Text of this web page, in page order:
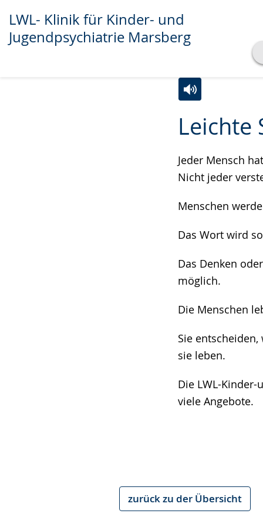
LWL- Klinik für Kinder- und
Jugendpsychiatrie Marsberg
Leichte
Jeder Mensch
Nicht jeder
Menschen
Das Wort wird
Das Denken
möglich.
Die Menschen
Sie
sie leben.
Die LWL-
viele Angebote.
Leichten
wechseln.
Audio-
Video
Deutscher
angezeigt.
zurück zu der Übersicht